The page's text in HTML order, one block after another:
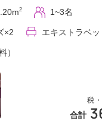
税
合計
2 1~3名
×2 エキストラベッ
）